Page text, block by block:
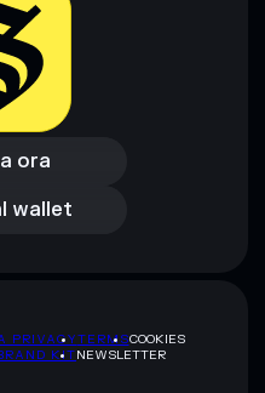
ora
ora
wallet
wallet
PRIVACYTERMSCOOKIES
KITNEWSLETTER